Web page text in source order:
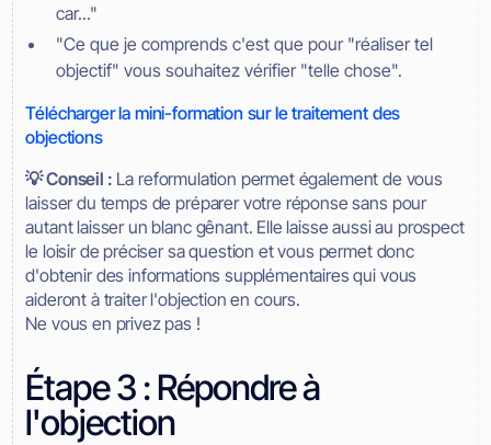
car..."
"Ce que je comprends c'est que pour "réaliser tel
objectif" vous souhaitez vérifier "telle chose".
Télécharger la mini-formation sur le traitement des
objections
💡 Conseil : La reformulation permet également de vous
laisser du temps de préparer votre réponse sans pour
autant laisser un blanc gênant. Elle laisse aussi au prospect
le loisir de préciser sa question et vous permet donc
d'obtenir des informations supplémentaires qui vous
aideront à traiter l'objection en cours.
Ne vous en privez pas !
Étape 3 : Répondre à
l'objection